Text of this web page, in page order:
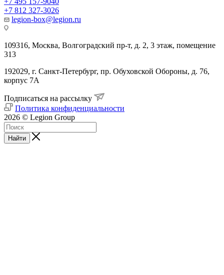
+7 812 327-3026
legion-box@legion.ru
109316, Москва, Волгоградский пр-т, д. 2, 3 этаж, помещение
313
192029, г. Санкт-Петербург, пр. Обуховской Обороны, д. 76,
корпус 7А
Подписаться на рассылку
Политика конфиденциальности
2026 © Legion Group
Найти